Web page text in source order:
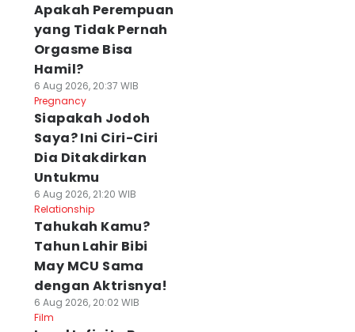
Apakah Perempuan
yang Tidak Pernah
Orgasme Bisa
Hamil?
6 Aug 2026, 20:37 WIB
Pregnancy
Siapakah Jodoh
Saya? Ini Ciri-Ciri
Dia Ditakdirkan
Untukmu
6 Aug 2026, 21:20 WIB
Relationship
Tahukah Kamu?
Tahun Lahir Bibi
May MCU Sama
dengan Aktrisnya!
6 Aug 2026, 20:02 WIB
Film